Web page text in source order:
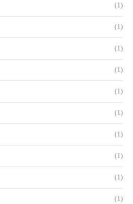
(1)
(1)
(1)
(1)
(1)
(1)
(1)
(1)
(1)
(1)